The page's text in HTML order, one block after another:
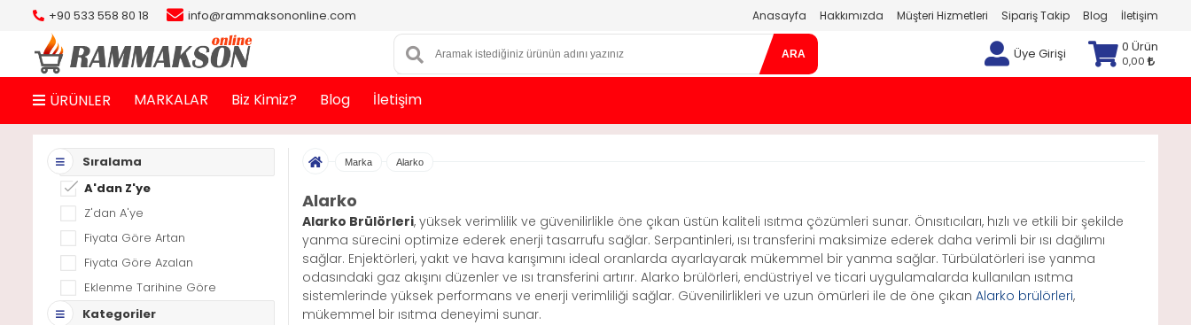
+90 533 558 80 18 info@rammaksononline.com Anasayfa Hakkımızda Müşteri Hizmetleri Sipariş Takip Blog İletişim
ARA Üye Girişi 0 Ürün
0,00
ÜRÜNLER MARKALAR Biz Kimiz? Blog İletişim
Sıralama
A'dan Z'ye
Z'dan A'ye
Fiyata Göre Artan
Fiyata Göre Azalan
Eklenme Tarihine Göre
Kategoriler
Marka Alarko
Alarko
Alarko Brülörleri, yüksek verimlilik ve güvenilirlikle öne çıkan üstün kaliteli ısıtma çözümleri sunar. Önısıtıcıları, hızlı ve etkili bir şekilde
yanma sürecini optimize ederek enerji tasarrufu sağlar. Serpantinleri, ısı transferini maksimize ederek daha verimli bir ısı dağılımı
sağlar. Enjektörleri, yakıt ve hava karışımını ideal oranlarda ayarlayarak mükemmel bir yanma sağlar. Türbülatörleri ise yanma
odasındaki gaz akışını düzenler ve ısı transferini artırır. Alarko brülörleri, endüstriyel ve ticari uygulamalarda kullanılan ısıtma
sistemlerinde yüksek performans ve enerji verimliliği sağlar. Güvenilirlikleri ve uzun ömürleri ile de öne çıkan Alarko brülörleri,
mükemmel bir ısıtma deneyimi sunar.